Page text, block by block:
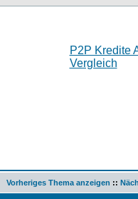
P2P Kredite
Vergleich
Vorheriges Thema anzeigen ::